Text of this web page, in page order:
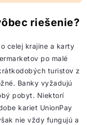
riešenie?
celej krajine a karty
po malé
turistov z
Banky vyžadujú
pobyt. Niektorí
kariet UnionPay
nie vždy fungujú a